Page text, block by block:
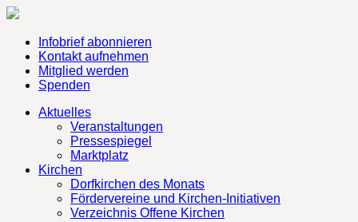
Infobrief abonnieren
Kontakt aufnehmen
Mitglied werden
Spenden
Aktuelles
Veranstaltungen
Pressespiegel
Marktplatz
Kirchen
Dorfkirchen des Monats
Fördervereine und Kirchen-Initiativen
Verzeichnis Offene Kirchen